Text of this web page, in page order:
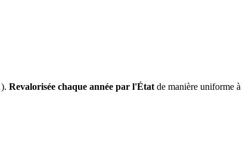
Revalorisée chaque année par l'État de manière uniforme à